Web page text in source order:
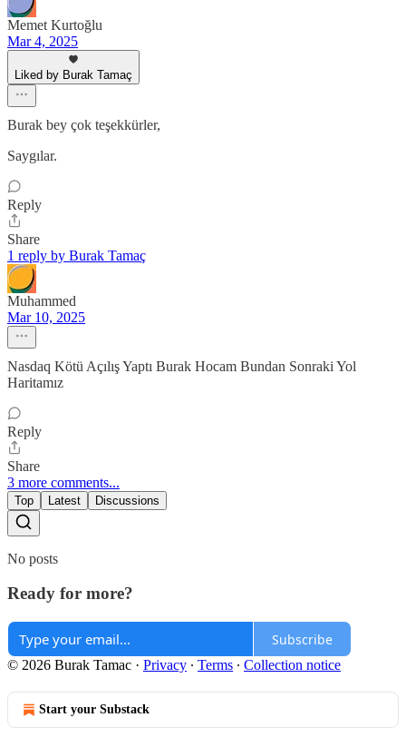
Memet Kurtoğlu
Mar 4, 2025
Liked by Burak Tamaç
Burak bey çok teşekkürler,
Saygılar.
Reply
Share
1 reply by Burak Tamaç
Muhammed
Mar 10, 2025
Nasdaq Kötü Açılış Yaptı Burak Hocam Bundan Sonraki Yol
Haritamız
Reply
Share
3 more comments...
Top Latest Discussions
No posts
Ready for more?
Subscribe
© 2026 Burak Tamac · Privacy ∙ Terms ∙ Collection notice
Start your Substack